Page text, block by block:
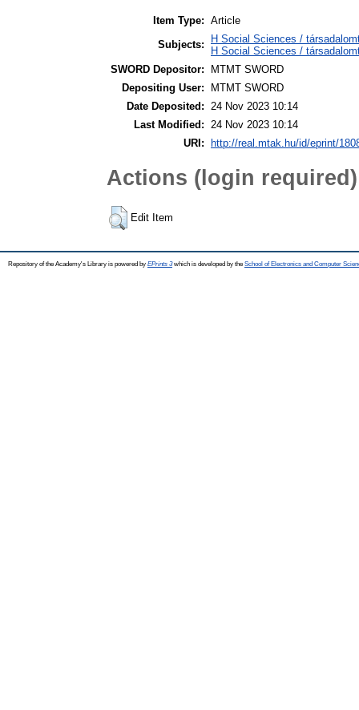
Item Type: Article
Subjects:
H Social Sciences /
H Social Sciences /
SWORD Depositor:
MTMT SWORD
Depositing User:
MTMT SWORD
Date Deposited:
24 Nov 2023 10:14
Last Modified:
24 Nov 2023 10:14
URI:
http://real.mtak.hu/id/eprint/
Actions (login required)
Edit Item
Repository of the Academy's Library is powered by EPrints 3which is developed by the School of Electronics and Computer